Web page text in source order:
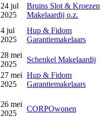
24 jul
2025
Bruins Slot & Kroezen
Makelaardij o.z.
4 jul
2025
Hup & Fidom
Garantiemakelaars
28 mei
2025
Schenkel Makelaardij
27 mei
2025
Hup & Fidom
Garantiemakelaars
26 mei
2025
CORPOwonen